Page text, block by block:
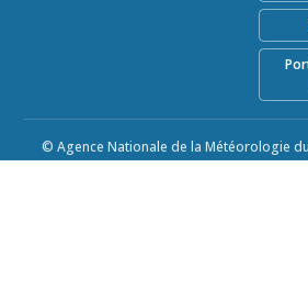
© Agence Nationale de la Météorologie
BF) 2026